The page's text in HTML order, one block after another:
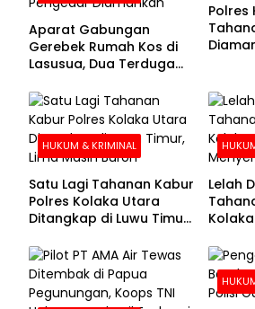
Aparat Gabungan
Gerebek Rumah Kos di
Lasusua, Dua Terduga
Polres
HUKUM & KRIMINAL
Satu Lagi Tahanan Kabur
Polres Kolaka Utara
Ditangkap di Luwu Timur,
Lelah